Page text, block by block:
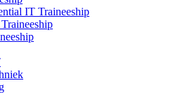
IT Traineeship